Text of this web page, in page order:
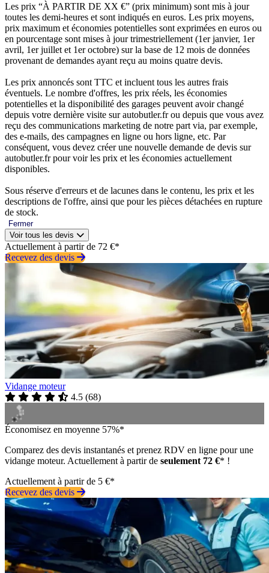
Les prix “À PARTIR DE XX €” (prix minimum) sont mis à jour
toutes les demi-heures et sont indiqués en euros. Les prix moyens,
prix maximum et économies potentielles sont exprimées en euros ou
en pourcentage sont mises à jour trimestriellement (1er janvier, 1er
avril, 1er juillet et 1er octobre) sur la base de 12 mois de données
provenant de demandes ayant reçu au moins quatre devis.
Les prix annoncés sont TTC et incluent tous les autres frais
éventuels. Le nombre d'offres, les prix réels, les économies
potentielles et la disponibilité des garages peuvent avoir changé
depuis votre dernière visite sur autobutler.fr ou depuis que vous avez
reçu des communications marketing de notre part via, par exemple,
des e-mails, des campagnes en ligne ou hors ligne, etc. Par
conséquent, vous devez créer une nouvelle demande de devis sur
autobutler.fr pour voir les prix et les économies actuellement
disponibles.
Sous réserve d'erreurs et de lacunes dans le contenu, les prix et les
descriptions de l'offre, ainsi que pour les pièces détachées en rupture
de stock.
Fermer
Voir tous les devis
Actuellement à partir de 72 €*
Recevez des devis
Vidange moteur
4.5 (68)
Économisez en moyenne 57%*
Comparez des devis instantanés et prenez RDV en ligne pour une
vidange moteur. Actuellement à partir de seulement 72 €* !
Actuellement à partir de 5 €*
Recevez des devis